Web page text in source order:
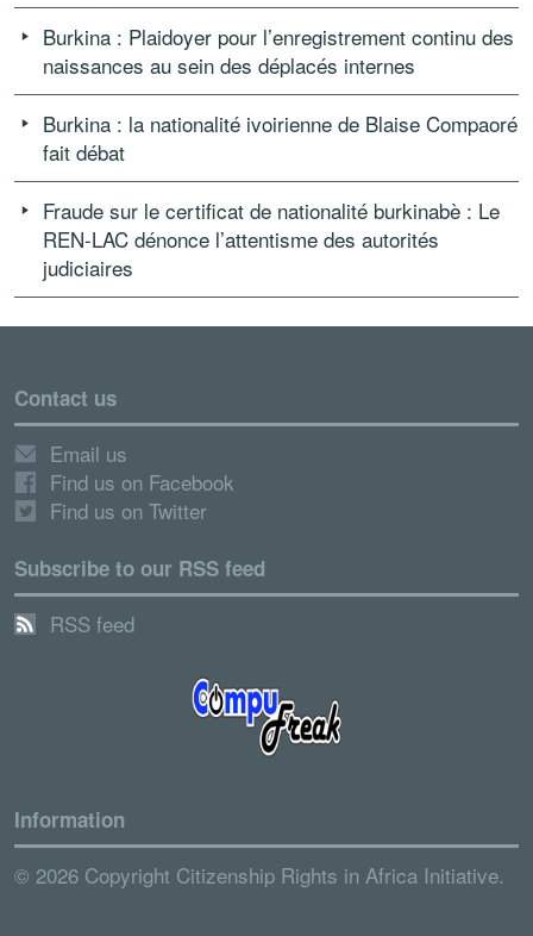
Burkina : Plaidoyer pour l’enregistrement continu des
naissances au sein des déplacés internes
Burkina : la nationalité ivoirienne de Blaise Compaoré
fait débat
Fraude sur le certificat de nationalité burkinabè : Le
REN-LAC dénonce l’attentisme des autorités
judiciaires
Contact us
Email us
Find us on Facebook
Find us on Twitter
Subscribe to our RSS feed
RSS feed
Information
© 2026 Copyright Citizenship Rights in Africa Initiative.